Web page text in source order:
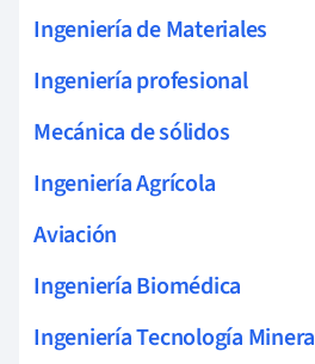
Ingeniería de Materiales
Ingeniería profesional
Mecánica de sólidos
Ingeniería Agrícola
Aviación
Ingeniería Biomédica
Ingeniería Tecnología Minera